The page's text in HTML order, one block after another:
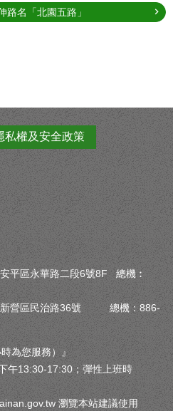
路名「北園五路」
私權及安全政策
平區永華路二段6號8F 總機︰
新營區民治路36號 總機：886-
時為您服務）』
午13:30-17:30；彈性上班時
瀏覽本站建議使用